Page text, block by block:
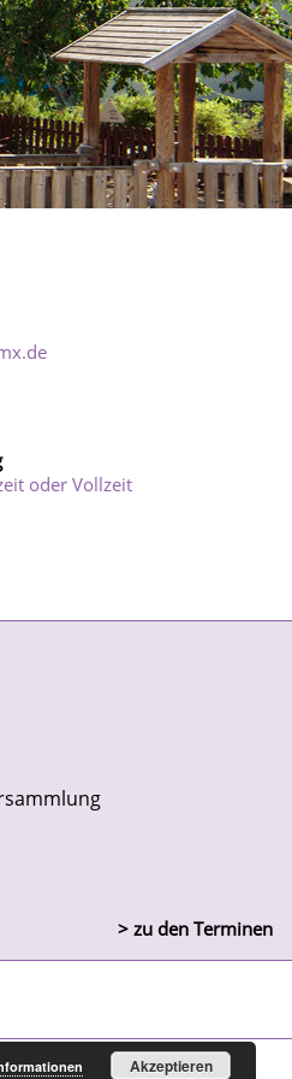
oder Vollzeit
> zu den Terminen
Akzeptieren